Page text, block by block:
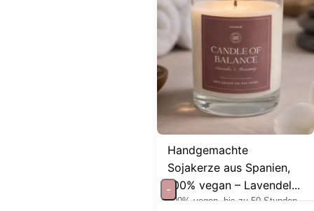
Handgemachte
Sojakerze aus Spanien,
100% vegan – Lavendel...
100% vegan, bis zu 50 Stunden
-